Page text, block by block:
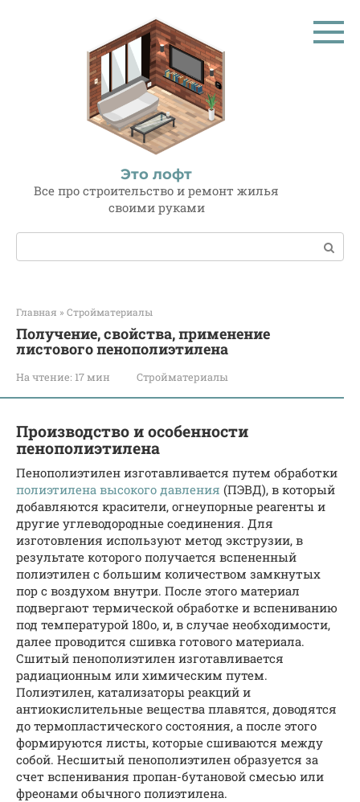
Это лофт
Все про строительство и ремонт жилья
своими руками
Поиск:
Главная » Стройматериалы
Получение, свойства, применение
листового пенополиэтилена
На чтение: 17 мин Стройматериалы
Производство и особенности
пенополиэтилена
Пенополиэтилен изготавливается путем обработки
полиэтилена высокого давления (ПЭВД), в который
добавляются красители, огнеупорные реагенты и
другие углеводородные соединения. Для
изготовления используют метод экструзии, в
результате которого получается вспененный
полиэтилен с большим количеством замкнутых
пор с воздухом внутри. После этого материал
подвергают термической обработке и вспениванию
под температурой 180о, и, в случае необходимости,
далее проводится сшивка готового материала.
Сшитый пенополиэтилен изготавливается
радиационным или химическим путем.
Полиэтилен, катализаторы реакций и
антиокислительные вещества плавятся, доводятся
до термопластического состояния, а после этого
формируются листы, которые сшиваются между
собой. Несшитый пенополиэтилен образуется за
счет вспенивания пропан-бутановой смесью или
фреонами обычного полиэтилена.